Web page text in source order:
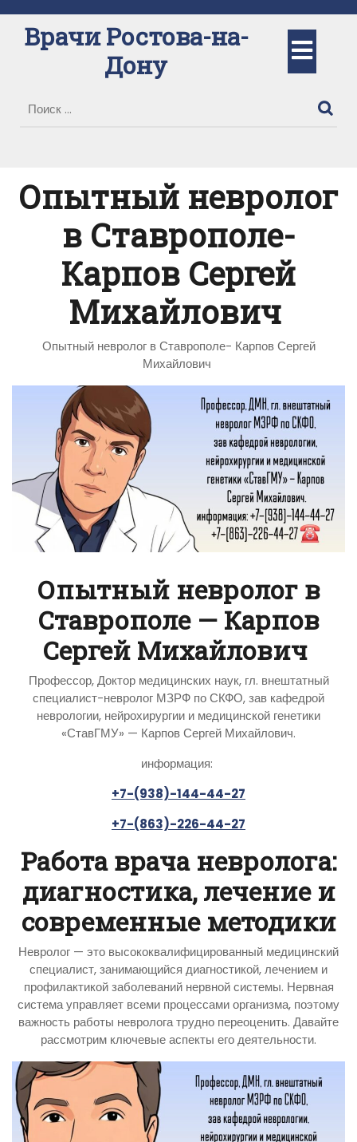
содержимому
Врачи Ростова-на-
Дону
Опытный невролог
в Ставрополе-
Карпов Сергей
Михайлович
Опытный невролог в Ставрополе- Карпов Сергей
Михайлович
Опытный невролог в
Ставрополе — Карпов
Сергей Михайлович
Профессор, Доктор медицинских наук, гл. внештатный
специалист-невролог МЗРФ по СКФО, зав кафедрой
неврологии, нейрохирургии и медицинской генетики
«СтавГМУ» — Карпов Сергей Михайлович.
информация:
+7-(938)-144-44-27
+7-(863)-226-44-27
Работа врача невролога:
диагностика, лечение и
современные методики
Невролог — это высококвалифицированный медицинский
специалист, занимающийся диагностикой, лечением и
профилактикой заболеваний нервной системы. Нервная
система управляет всеми процессами организма, поэтому
важность работы невролога трудно переоценить. Давайте
рассмотрим ключевые аспекты его деятельности.